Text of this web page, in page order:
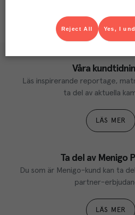
Våra
Läs inspirerande reportage,
ta del av aktuella
LÄS MER
Ta del av Menigo
Du som är Menigo-kund kan ta
partner-
LÄS MER
Yes, I
Reject All